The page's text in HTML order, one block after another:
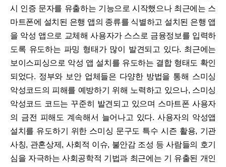
시 인증 문자를 유출하는 기능으로 시작했으나 최근에는 스
마트폰에 설치된 은행 앱의 종류를 식별하고 설치된 은행 앱
을 악성 앱으로 교체해 사용자가 스스로 금융정보를 입력하
도록 유도하는 파밍 형태가 많이 발견되고 있다. 최근에는
보이스피싱으로 악성 앱 설치를 유도하는 결합 형태도 확인
되었다. 정부와 보안 업체들은 다양한 방법을 통해 스미싱
악성코드의 피해를 예방하기 위해 노력하고 있으나, 스미싱
악성코드 코드는 꾸준히 발견되고 있으며 스마트폰 사용자
의 금전 피해도 계속해서 늘어나고 있다. 사용자의 악성앱
설치를 유도하기 위한 스미싱 문구도 특수 시즌 활용, 기관
사칭, 관혼상제, 사회적 이슈, 불안감 조성 등 사람들의 호기
심을 자극하는 사회공학적 기법과 최근에는 기 유출된 개인